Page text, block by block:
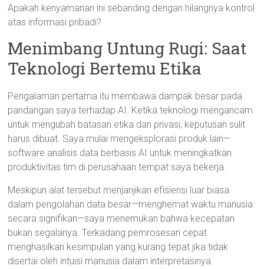
Apakah kenyamanan ini sebanding dengan hilangnya kontrol
atas informasi pribadi?
Menimbang Untung Rugi: Saat
Teknologi Bertemu Etika
Pengalaman pertama itu membawa dampak besar pada
pandangan saya terhadap AI. Ketika teknologi mengancam
untuk mengubah batasan etika dan privasi, keputusan sulit
harus dibuat. Saya mulai mengeksplorasi produk lain—
software analisis data berbasis AI untuk meningkatkan
produktivitas tim di perusahaan tempat saya bekerja.
Meskipun alat tersebut menjanjikan efisiensi luar biasa
dalam pengolahan data besar—menghemat waktu manusia
secara signifikan—saya menemukan bahwa kecepatan
bukan segalanya. Terkadang pemrosesan cepat
menghasilkan kesimpulan yang kurang tepat jika tidak
disertai oleh intuisi manusia dalam interpretasinya.